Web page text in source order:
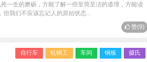
一生的磨砺，方能了解一些至简至洁的道理，方能读
但我们不应该忘记人的原始状态...
赞(9)
自行车 轧钢工 车间 钢板 摄氏